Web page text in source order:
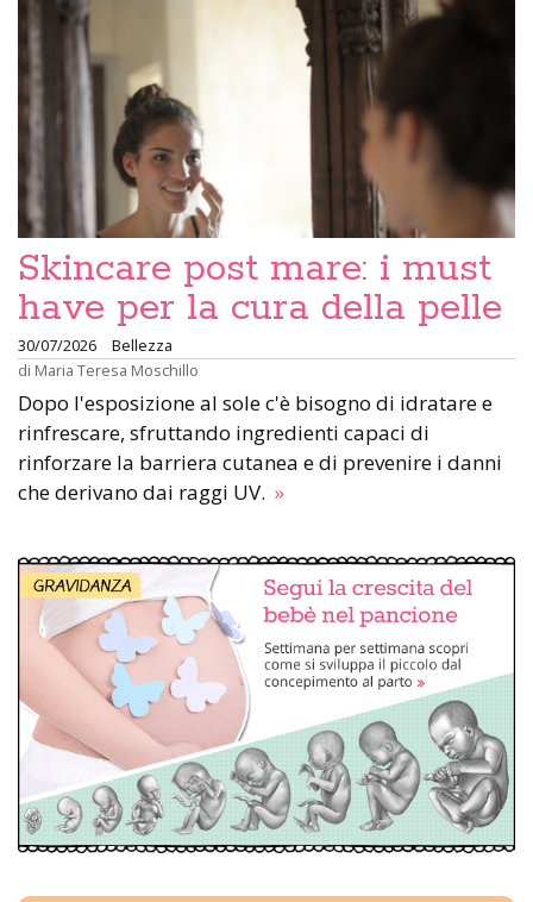
Skincare post mare: i must
have per la cura della pelle
30/07/2026
Bellezza
di Maria Teresa Moschillo
Dopo l'esposizione al sole c'è bisogno di idratare e
rinfrescare, sfruttando ingredienti capaci di
rinforzare la barriera cutanea e di prevenire i danni
che derivano dai raggi UV. »